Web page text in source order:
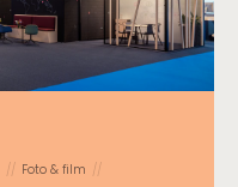
Foto & film